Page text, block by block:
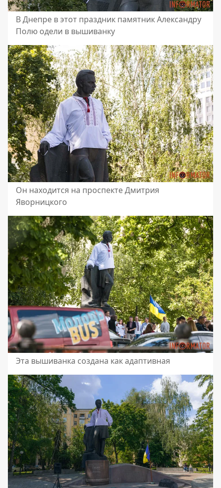
В Днепре в этот праздник памятник Александру
Полю одели в вышиванку
Он находится на проспекте Дмитрия
Яворницкого
Эта вышиванка создана как адаптивная